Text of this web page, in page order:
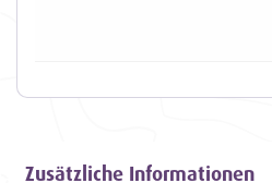
Zusätzliche Informationen